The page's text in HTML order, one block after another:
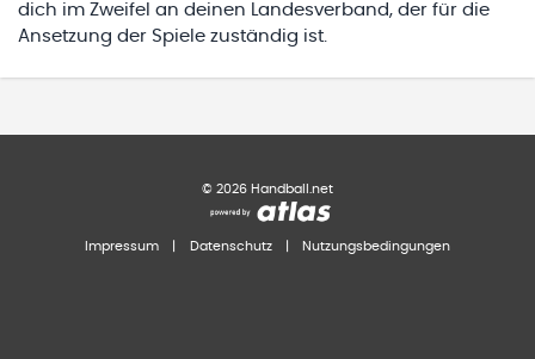
dich im Zweifel an deinen Landesverband, der für die
Ansetzung der Spiele zuständig ist.
© 2026 Handball.net
Impressum Datenschutz Nutzungsbedingungen